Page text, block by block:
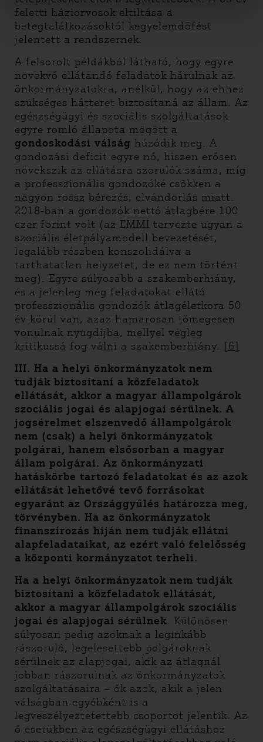
feletti háziorvosok eltiltása a
betegtalálkozásoktól kegyelemdöfést
jelentett a rendszernek.
A felsorolt példákból látható, hogy egyre
növekvő ellátandó feladatok hárulnak az
önkormányzatokra, anélkül, hogy az ehhez
szükséges hátteret biztosítaná az állam. Az
egészségügyi és szociális szolgáltatások
egyre romló állapota mögött a
gondoskodási válság húzódik meg. A
gondozási deficit egyre nő, hiszen erősen
növekszik az ellátásra szorulók száma, míg
a professzionális gondozóké csökken a
nagyon rossz bérezés, elvándorlás miatt.
2018-ban a gondozók nettó átlagbére 100
ezer forint volt (az EMMI tervezte ugyan a
szociális életpályamodell bevezetését,
legalább részben konszolidálva a
tarthatatlan helyzetet, de ez nem történt
meg). Egyre súlyosabb a szakemberhiány,
és a jelenleg még feladatokat ellátó
professzionális gondozók átlagéletkora 50
év körül van, azaz hamarosan tömegesen
vonulnak nyugdíjba, mellyel végleg
kritikussá fog válni a szakemberhiány. [6]
III. Ha a helyi önkormányzatok nem
tudják biztosítani a közfeladatok
ellátását, akkor a magyar állampolgárok
szociális jogai és alapjogai sérülnek. A
jogsérelmet elszenvedő állampolgárok
nem (csak) a helyi önkormányzatok
polgárai, hanem elsősorban a magyar
állam polgárai. Az önkormányzati
hatáskörbe tartozó feladatokat és az azok
ellátását lehetővé tevő forrásokat
egyaránt az Országgyűlés határozza meg,
törvényben. Ha az önkormányzatok
finanszírozás híján nem tudják ellátni
alapfeladataikat, az ezért való felelősség
a központi kormányzatot terheli.
Ha a helyi önkormányzatok nem tudják
biztosítani a közfeladatok ellátását,
akkor a magyar állampolgárok szociális
jogai és alapjogai sérülnek. Különösen
súlyosan pedig azoknak a leginkább
rászoruló, legelesettebb polgároknak
sérülnek az alapjogai, akik az átlagnál
jobban rászorulnak az önkormányzatok
szolgáltatásaira – ők azok, akik a jelen
válságban egyébként is a
legveszélyeztetettebb csoportot jelentik. Az
ő esetükben az egészségügyi ellátáshoz